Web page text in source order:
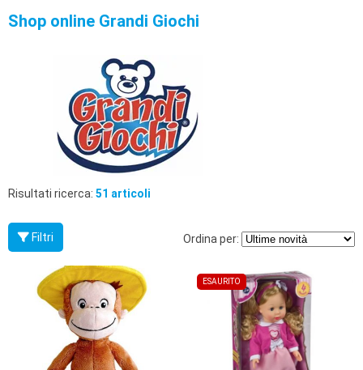
SYLVANIAN
FAMILY
VALIGERIA-
BORSETTE
Shop online Grandi Giochi
Risultati ricerca: 51 articoli
Filtri Ordina per:
ESAURITO